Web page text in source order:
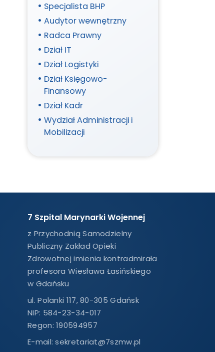
305/2026/R)
Specjalista BHP
Audytor wewnętrzny
Radca Prawny
Dział IT
Dział Logistyki
Dział Księgowo-
Finansowy
Dział Kadr
Wydział Administracji i
Mobilizacji
7 Szpital Marynarki Wojennej
z Przychodnią Samodzielny
Publiczny Zakład Opieki
Zdrowotnej imienia kontradmirała
profesora Wiesława Łasińskiego
w Gdańsku
ul. Polanki 117, 80-305 Gdańsk
NIP: 584-23-34-017
Regon: 190594957
E-mail:sekretariat@7szmw.pl